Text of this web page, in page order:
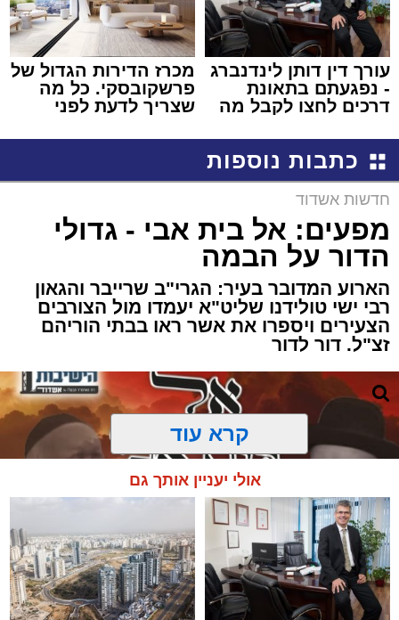
עורך דין דותן לינדנברג
- נפגעתם בתאונת
דרכים לחצו לקבל מה
מכרז הדירות הגדול של
פרשקובסקי. כל מה
שצריך לדעת לפני
באשדוד
כתבות נוספות
חדשות אשדוד
מפעים: אל בית אבי - גדולי
הדור על הבמה
הארוע המדובר בעיר: הגרי"ב שרייבר והגאון
רבי ישי טולידנו שליט"א יעמדו מול הצורבים
הצעירים ויספרו את אשר ראו בבתי הוריהם
זצ"ל. דור לדור
קרא עוד
אולי יעניין אותך גם